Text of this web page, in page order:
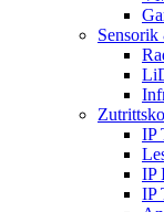
Sensorik
IP
IP
IP